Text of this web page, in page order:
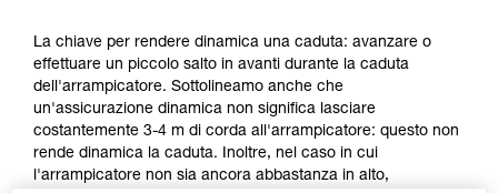
informazioni dell’istruzione tecnica per poter
capire queste ulteriori informazioni.
La padronanza di queste tecniche richiede una
formazione ed un addestramento specifico.
Verificate con un professionista la vostra
capacità di rifare la manovra, da soli, in piena
sicurezza, prima di riprodurla autonomamente.
La chiave per rendere dinamica una caduta: avanzare o
effettuare un piccolo salto in avanti durante la caduta
dell'arrampicatore. Sottolineamo anche che
un'assicurazione dinamica non significa lasciare
costantemente 3-4 m di corda all'arrampicatore: questo non
rende dinamica la caduta. Inoltre, nel caso in cui
l'arrampicatore non sia ancora abbastanza in alto,